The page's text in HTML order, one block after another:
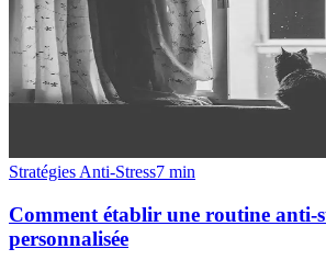
Stratégies Anti-Stress7 min
Comment établir une routine anti-
personnalisée